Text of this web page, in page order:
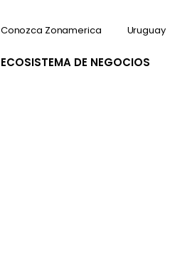
ECOSISTEMA DE NEGOCIOS
Conozca Zonamerica Uruguay